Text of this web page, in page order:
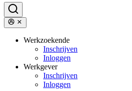
Werkzoekende
Inschrijven
Inloggen
Werkgever
Inschrijven
Inloggen